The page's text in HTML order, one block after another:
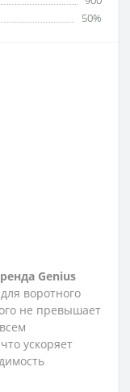
50%
Genius
воротного
не превышает
ускоряет